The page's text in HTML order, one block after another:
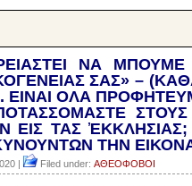
ΝΑ
ΣΑΣ» –
ΕΙΝΑΙ ΟΛΑ
ΕΙΣ ΤΑΣ
ΤΗΝ
| Filed under: ΑΘΕΟΦΟΒΟΙ